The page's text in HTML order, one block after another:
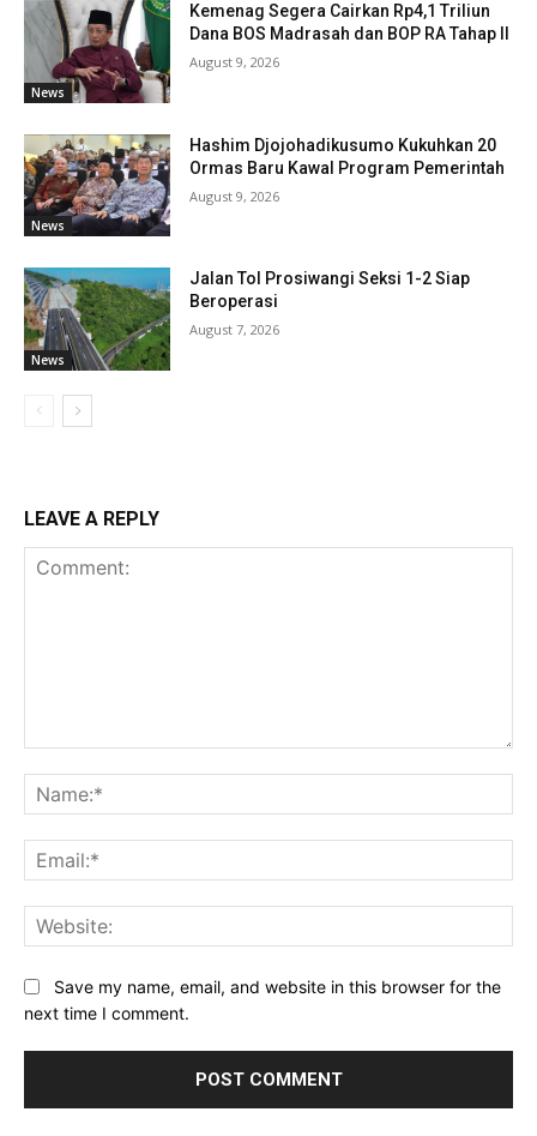
News
Kemenag Segera Cairkan Rp4,1 Triliun
Dana BOS Madrasah dan BOP RA Tahap II
August 9, 2026
News
Hashim Djojohadikusumo Kukuhkan 20
Ormas Baru Kawal Program Pemerintah
August 9, 2026
News
Jalan Tol Prosiwangi Seksi 1-2 Siap
Beroperasi
August 7, 2026
LEAVE A REPLY
Save my name, email, and website in this browser for the
next time I comment.